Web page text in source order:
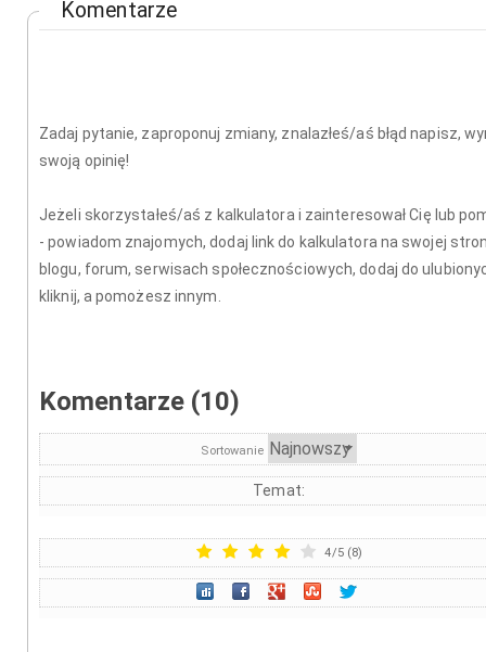
Komentarze
Zadaj pytanie, zaproponuj zmiany, znalazłeś/aś błąd napisz,
swoją opinię!
Jeżeli skorzystałeś/aś z kalkulatora i zainteresował Cię lub
- powiadom znajomych, dodaj link do kalkulatora na swojej
blogu, forum, serwisach społecznościowych, dodaj do
kliknij, a pomożesz innym.
Komentarze (10)
Sortowanie
Temat:
4/5(8)